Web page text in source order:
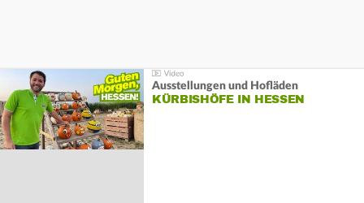
Ausstellungen und Hofläden
KÜRBISHÖFE IN HESSEN